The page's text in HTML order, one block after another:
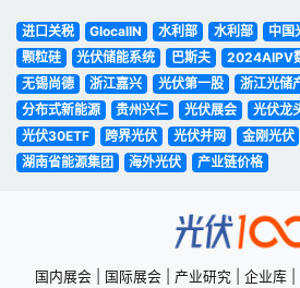
进口关税 GlocalIN 水利部 水利部 中国
颗粒硅
光伏储能系统 巴斯夫 2024AIPV
无锡尚德
浙江嘉兴 光伏第一股 浙江光储
分布式新能源
贵州兴仁 光伏展会 光伏龙
光伏30ETF
跨界光伏 光伏并网 金刚光伏
湖南省能源集团
海外光伏 产业链价格
国内展会 国际展会 产业研究 企业库